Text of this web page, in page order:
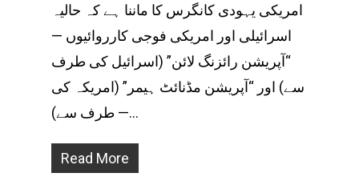
امریکی یہودی کانگرس کا ماننا ہے کہ حالیہ
اسرائیلی اور امریکی فوجی کارروائیوں —
“آپریشن رائزنگ لائن” (اسرائیل کی طرف
سے) اور “آپریشن مڈنائٹ ہیمر” (امریکہ کی
طرف سے) —…
Read More